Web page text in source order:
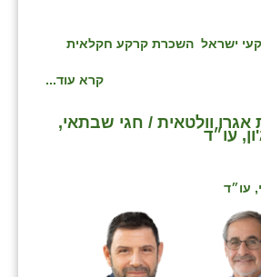
ישראל השכרת קרקע חקלאית
קרא עוד...
וולטאית / חגי שבתאי,
עו״ד
עו״ד